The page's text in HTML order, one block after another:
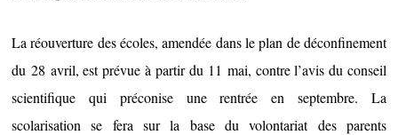
La réouverture des écoles, amendée dans le plan de déconfinement
du 28 avril, est prévue à partir du 11 mai, contre l’avis du conseil
scientifique qui préconise une rentrée en septembre. La
scolarisation se fera sur la base du volontariat des parents